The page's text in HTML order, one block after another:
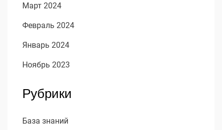
Март 2024
Февраль 2024
Январь 2024
Ноябрь 2023
Рубрики
База знаний